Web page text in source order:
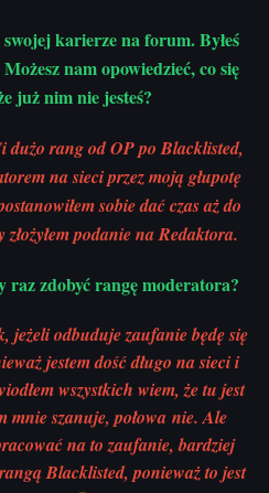
karierze na forum. Byłeś
nam opowiedzieć, co się
już nim nie jesteś?
dużo rang od OP po Blacklisted,
na sieci przez moją głupotę
sobie dać czas aż do
podanie na Redaktora.
raz zdobyć rangę moderatora?
jeżeli odbuduje zaufanie będę się
jestem dość długo na sieci i
wszystkich wiem, że tu jest
mnie szanuje, połowa nie. Ale
na to zaufanie, bardziej
Blacklisted, ponieważ to jest